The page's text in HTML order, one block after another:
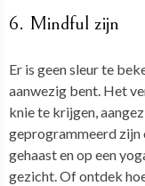
6. Mindful zijn
Er is geen sleur te
aanwezig bent. Het
knie te krijgen,
geprogrammeerd zijn
gehaast en op een
gezicht. Of ontdek